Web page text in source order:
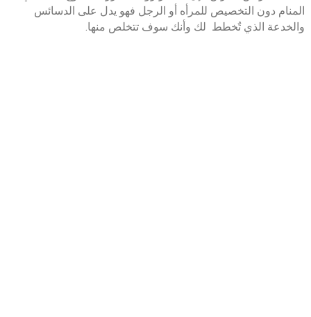
المنام دون التخصيص للمرأه أو الرجل فهو يدل على الدسائس
والخدعة الذي تٌخطط لك وأنك سوف تتخلص منها.